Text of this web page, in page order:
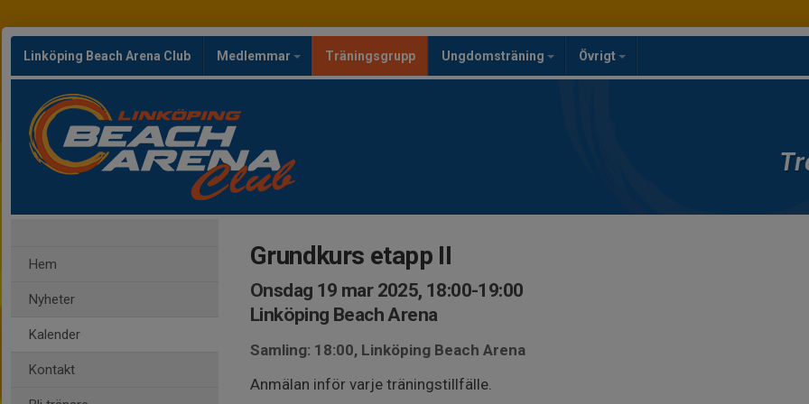
Linköping Beach Arena Club Medlemmar Träningsgrupp Ungdomsträning Övrigt
Hem
Nyheter
Kalender
Kontakt
Grundkurs etapp II
Onsdag 19 mar 2025, 18:00-19:00
Linköping Beach Arena
Samling: 18:00, Linköping Beach Arena
Anmälan inför varje träningstillfälle.